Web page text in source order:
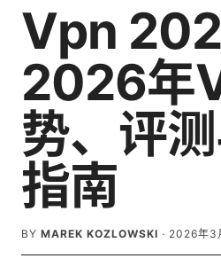
Vpn
2026年
势、评
指南
BY MAREK KOZLOWSKI · 2026年3